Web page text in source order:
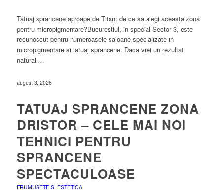
Tatuaj sprancene aproape de Titan: de ce sa alegi aceasta zona
pentru micropigmentare?Bucurestiul, in special Sector 3, este
recunoscut pentru numeroasele saloane specializate in
micropigmentare si tatuaj sprancene. Daca vrei un rezultat
natural,…
august 3, 2026
TATUAJ SPRANCENE ZONA
DRISTOR – CELE MAI NOI
TEHNICI PENTRU
SPRANCENE
SPECTACULOASE
FRUMUSETE SI ESTETICA